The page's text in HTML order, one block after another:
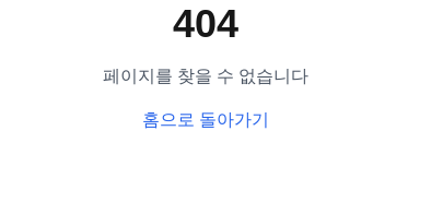
404
페이지를 찾을 수 없습니다
홈으로 돌아가기